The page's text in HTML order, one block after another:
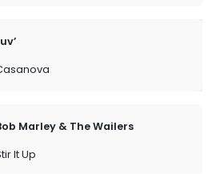
Marley & The Wailers
It Up